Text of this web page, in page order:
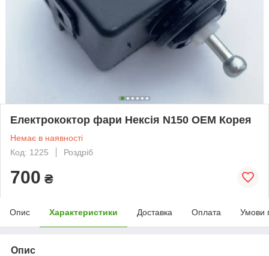
Електрококтор фари Нексія N150 ОЕМ Корея
Немає в наявності
Код: 1225
Роздріб
700 ₴
Опис Характеристики Доставка Оплата Умови
Опис